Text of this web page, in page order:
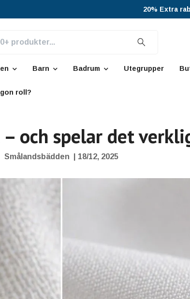
20% Extra
Barn Badrum Utegrupper
roll?
och spelar det
Smålandsbädden 18/12, 2025